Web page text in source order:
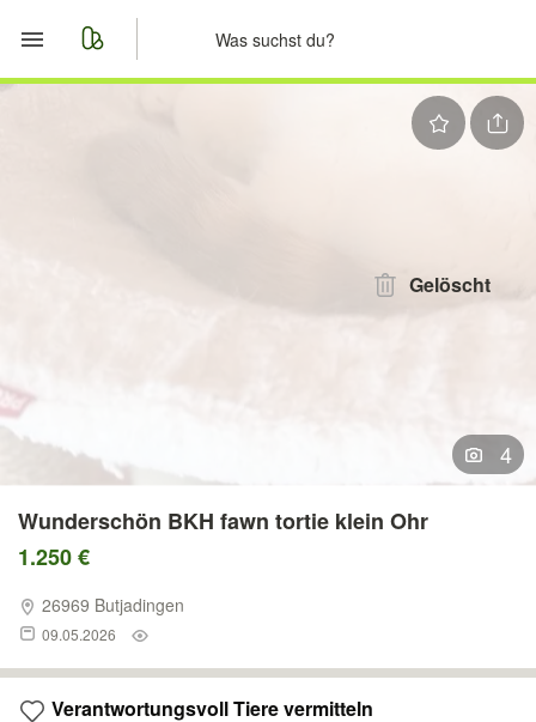
Gelöscht
4
Wunderschön BKH fawn tortie klein Ohr
1.250 €
26969 Butjadingen
09.05.2026
Verantwortungsvoll Tiere vermitteln